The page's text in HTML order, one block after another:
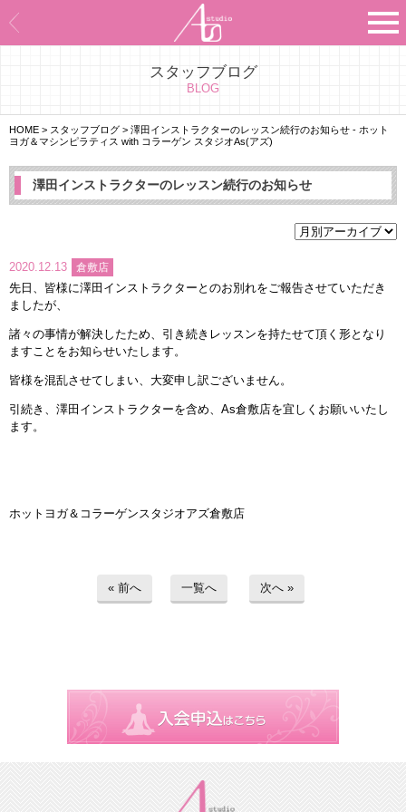
スタッフブログ
BLOG
HOME > スタッフブログ > 澤田インストラクターのレッスン続行のお知らせ - ホット
ヨガ＆マシンピラティス with コラーゲン スタジオAs(アズ)
澤田インストラクターのレッスン続行のお知らせ
2020.12.13 倉敷店
先日、皆様に澤田インストラクターとのお別れをご報告させていただき
ましたが、
諸々の事情が解決したため、引き続きレッスンを持たせて頂く形となり
ますことをお知らせいたします。
皆様を混乱させてしまい、大変申し訳ございません。
引続き、澤田インストラクターを含め、As倉敷店を宜しくお願いいたし
ます。
ホットヨガ＆コラーゲンスタジオアズ倉敷店
« 前へ 一覧へ 次へ »
Asのコンセプト
Asのナビゲーションシステム
施設紹介
エビデンス
お客様の声
指導員育成コース
スタッフブログ
お問い合わせ